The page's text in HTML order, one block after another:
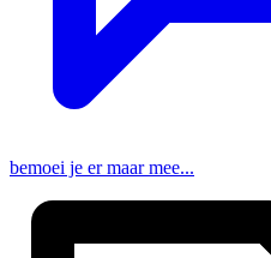
bemoei je er maar mee...